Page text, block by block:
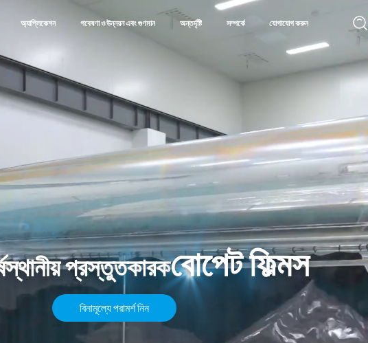
অ্যাপ্লিকেশন গবেষণা ও উন্নয়ন এবং গুণমান অন্তর্দৃষ্টি সম্পর্কে যোগাযোগ করুন
প্রস্তুতকারকবোপেট ফিল্মস
বিনামূল্যে পরামর্শ নিন